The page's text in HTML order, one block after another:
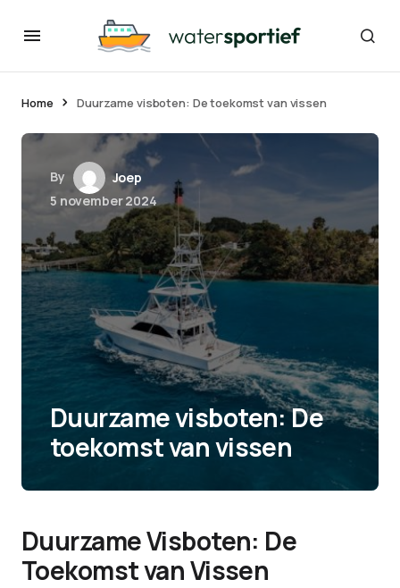
Home Duurzame visboten: De toekomst van vissen
By
Joep
5 november 2024
Duurzame visboten: De
toekomst van vissen
Duurzame Visboten: De
Toekomst van Vissen